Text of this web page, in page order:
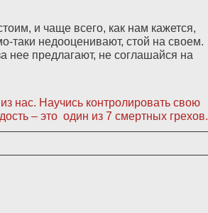
и чаще всего, как нам кажется,
таки недооценивают, стой на своем.
нее предлагают, не соглашайся на
нас. Научись контролировать свою
– это один из 7 смертных грехов.